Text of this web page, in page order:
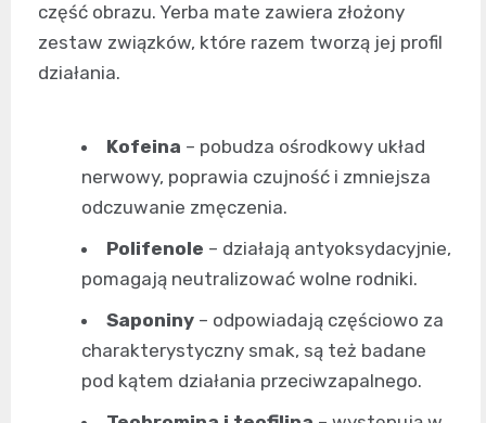
część obrazu. Yerba mate zawiera złożony
zestaw związków, które razem tworzą jej profil
działania.
Kofeina – pobudza ośrodkowy układ
nerwowy, poprawia czujność i zmniejsza
odczuwanie zmęczenia.
Polifenole – działają antyoksydacyjnie,
pomagają neutralizować wolne rodniki.
Saponiny – odpowiadają częściowo za
charakterystyczny smak, są też badane
pod kątem działania przeciwzapalnego.